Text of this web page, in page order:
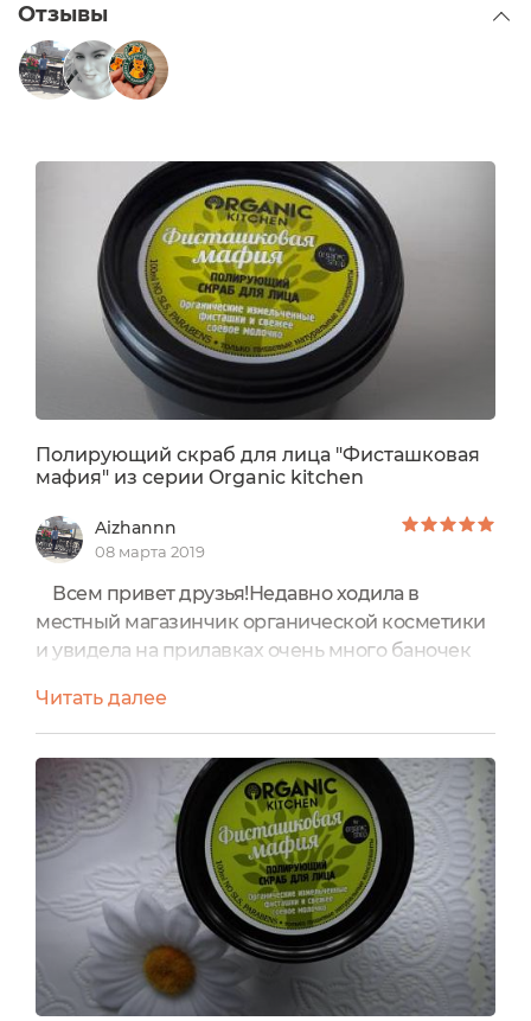
Отзывы
Полирующий скраб для лица "Фисташковая
мафия" из серии Organic kitchen
Aizhannn
08 марта 2019
Всем привет друзья!Недавно ходила в
местный магазинчик органической косметики
и увидела на прилавках очень много баночек
изначально шла не за ними , но такое
разнообразие и оригинальность названии не
могли остатьсябез внимания. Решила купить
полирующий скраб Фисташковая Мафия это
мое первое знакомство с данной маркой,ну и
впринципе если не подойдет...
Читать далее